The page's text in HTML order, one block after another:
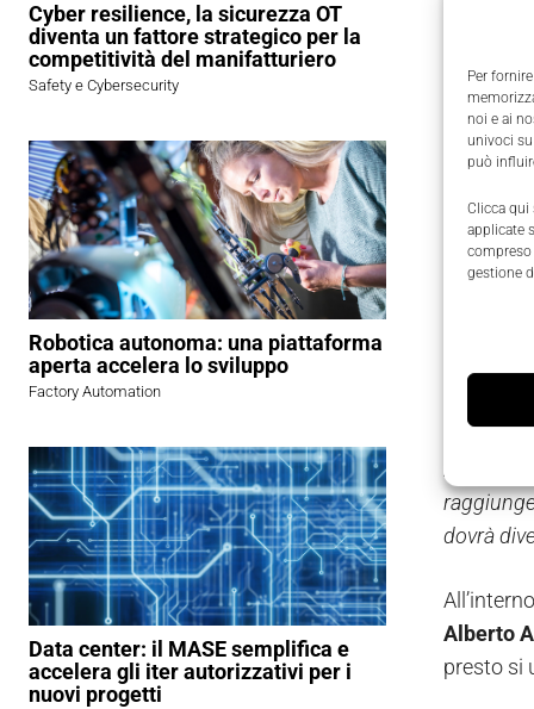
Per
noi e ai
univoci
può
Clicca qui
applicate
gestione
Cyber resilience, la sicurezza OT
diventa un fattore strategico per la
competitività del manifatturiero
Safety e Cybersecurity
Robotica autonoma: una piattaforma
aperta accelera lo sviluppo
Factory Automation
Data center: il MASE semplifica e
accelera gli iter autorizzativi per i
nuovi progetti
Antares
Brescia.
Nato
Antares
“I nostri
Antares
dovrà
Alberto
presto si